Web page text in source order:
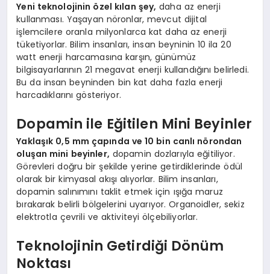
Yeni teknolojinin özel kılan şey, daha az enerji
kullanması. Yaşayan nöronlar, mevcut dijital
işlemcilere oranla milyonlarca kat daha az enerji
tüketiyorlar. Bilim insanları, insan beyninin 10 ila 20
watt enerji harcamasına karşın, günümüz
bilgisayarlarının 21 megavat enerji kullandığını belirledi.
Bu da insan beyninden bin kat daha fazla enerji
harcadıklarını gösteriyor.
Dopamin ile Eğitilen Mini Beyinler
Yaklaşık 0,5 mm çapında ve 10 bin canlı nörondan
oluşan mini beyinler, dopamin dozlarıyla eğitiliyor.
Görevleri doğru bir şekilde yerine getirdiklerinde ödül
olarak bir kimyasal akışı alıyorlar. Bilim insanları,
dopamin salınımını taklit etmek için ışığa maruz
bırakarak belirli bölgelerini uyarıyor. Organoidler, sekiz
elektrotla çevrili ve aktiviteyi ölçebiliyorlar.
Teknolojinin Getirdiği Dönüm
Noktası